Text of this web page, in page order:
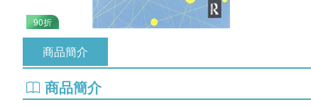
90折
商品簡介
商品簡介